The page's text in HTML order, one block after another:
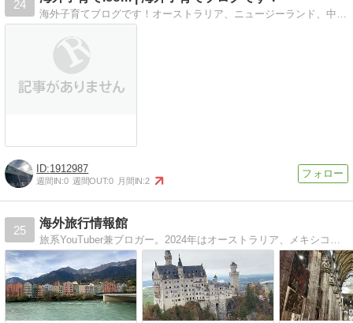
24
1912987
週間IN:0 週間OUT:0 月間IN:2
25
海外旅行情報館